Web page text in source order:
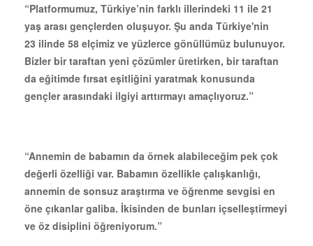
“Platformumuz, Türkiye’nin farklı illerindeki 11 ile 21
yaş arası gençlerden oluşuyor. Şu anda Türkiye'nin
23 ilinde 58 elçimiz ve yüzlerce gönüllümüz bulunuyor.
Bizler bir taraftan yeni çözümler üretirken, bir taraftan
da eğitimde fırsat eşitliğini yaratmak konusunda
gençler arasındaki ilgiyi arttırmayı amaçlıyoruz.”
“Annemin de babamın da örnek alabileceğim pek çok
değerli özelliği var. Babamın özellikle çalışkanlığı,
annemin de sonsuz araştırma ve öğrenme sevgisi en
öne çıkanlar galiba. İkisinden de bunları içselleştirmeyi
ve öz disiplini öğreniyorum.”